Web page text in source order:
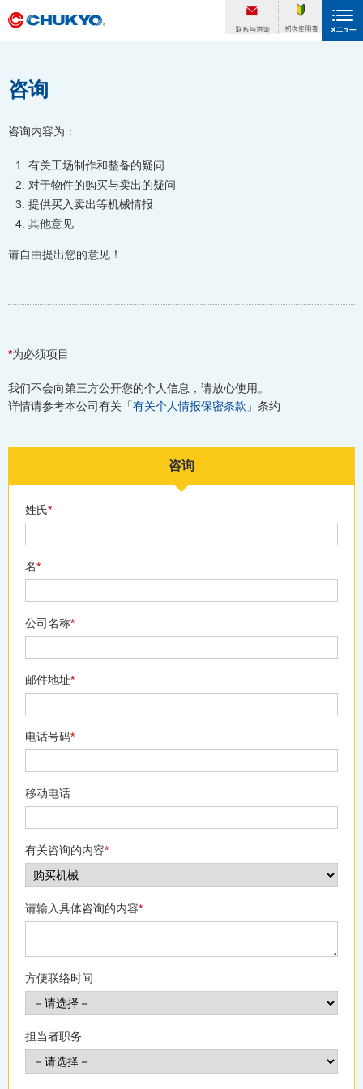
咨询
咨询内容为：
有关工场制作和整备的疑问
对于物件的购买与卖出的疑问
提供买入卖出等机械情报
其他意见
请自由提出您的意见！
*为必须项目
我们不会向第三方公开您的个人信息，请放心使用。
详情请参考本公司有关「有关个人情报保密条款 」条约
咨询
姓氏*
名*
公司名称*
邮件地址*
电话号码*
移动电话
有关咨询的内容*
请输入具体咨询的内容*
方便联络时间
担当者职务